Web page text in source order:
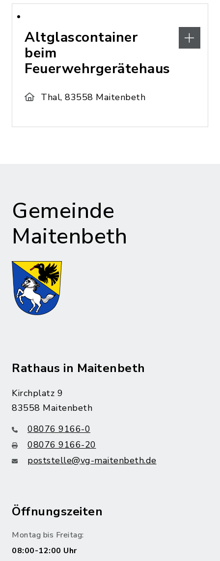
Altglascontainer
beim
Feuerwehrgerätehaus
Thal, 83558 Maitenbeth
Gemeinde
Maitenbeth
Rathaus in Maitenbeth
Kirchplatz 9
83558 Maitenbeth
08076 9166-0
08076 9166-20
poststelle@vg-maitenbeth.de
Öffnungszeiten
Montag bis Freitag:
08:00-12:00 Uhr